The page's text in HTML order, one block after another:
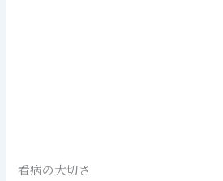
看病の大切さ